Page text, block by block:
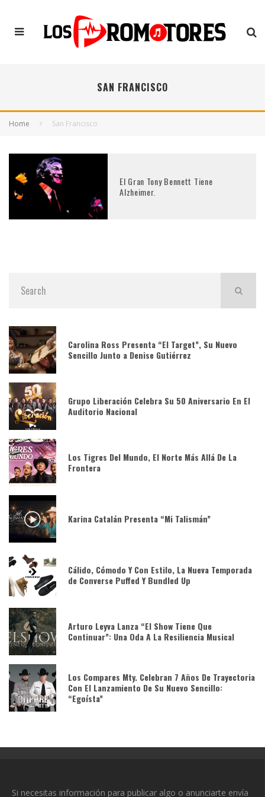
SAN FRANCISCO
Home San Francisco
El Gran Tony Bennett Tiene
Alzheimer.
Carolina Ross Presenta “El Target”, Su Nuevo
Sencillo Junto a Denise Gutiérrez
Grupo Liberación Celebra Su 50 Aniversario En El
Auditorio Nacional
Los Tigres Del Mundo, El Norte Más Allá De La
Frontera
Karina Catalán Presenta “Mi Talismán”
Cálido, Cómodo Y Con Estilo, La Nueva Temporada
de Converse Puffed Y Bundled Up
Arturo Leyva Lanza “El Show Tiene Que
Continuar”: Una Oda A La Resiliencia Musical
Los Compares Mty. Celebran 7 Años De Trayectoria
Con El Lanzamiento De Su Nuevo Sencillo:
“Egoísta”
Si necesitas información para publicar algo o anunciarte envía